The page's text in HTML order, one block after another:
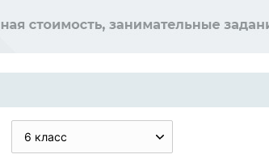
6 класс